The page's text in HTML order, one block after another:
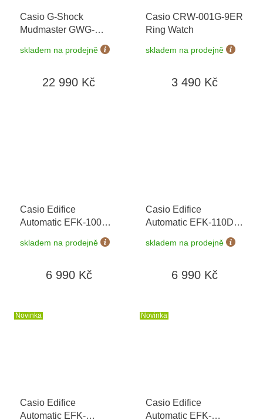
Casio G-Shock
Mudmaster GWG-
+
možnost výměny do 90
skladem na prodejně
22 990 Kč
Casio CRW-001G-9ER
Ring Watch
skladem na prodejně
3 490 Kč
Casio Edifice
Automatic EFK-100D-
výměny do 90 dní +
skladem na prodejně
6 990 Kč
Casio Edifice
Automatic EFK-110D-
výměny do 90 dní +
skladem na prodejně
6 990 Kč
Novinka
Casio Edifice
Automatic EFK-
Novinka
Casio Edifice
Automatic EFK-